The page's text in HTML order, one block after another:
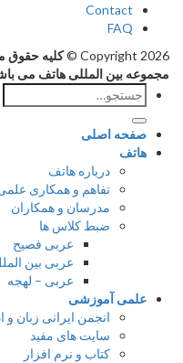
Contact
FAQ
Copyright 2026 ©
کلیه حقوق
مجموعه بین المللی هاتف می باشد
جستجو
برای:
صفحه اصلی
هاتف
درباره هاتف
تفاهم و همکاری علمی
مدرسان و همکاران
ضبط کلاس ها
عربی فصیح
عربی بین الملل
عربی – لهجه
علمی آموزشی
انجمن ایرانی زبان و
سایت های مفید
کتاب و نرم افزار